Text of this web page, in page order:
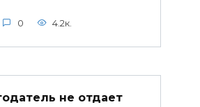
0 4.2к.
не отдает